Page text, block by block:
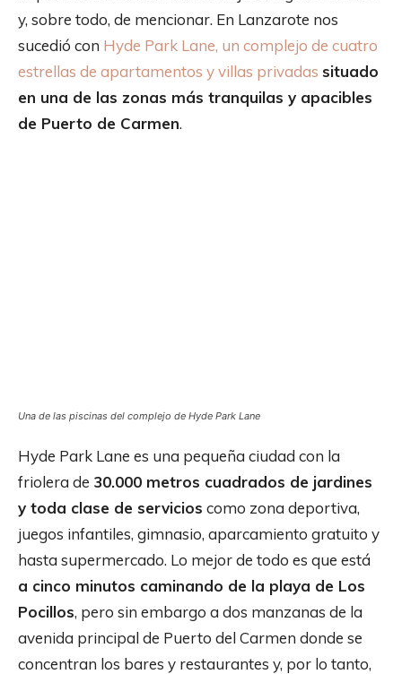
y, sobre todo, de mencionar. En Lanzarote nos
sucedió con Hyde Park Lane, un complejo de cuatro
estrellas de apartamentos y villas privadas situado
en una de las zonas más tranquilas y apacibles
de Puerto de Carmen.
Una de las piscinas del complejo de Hyde Park Lane
Hyde Park Lane es una pequeña ciudad con la
friolera de 30.000 metros cuadrados de jardines
y toda clase de servicios como zona deportiva,
juegos infantiles, gimnasio, aparcamiento gratuito y
hasta supermercado. Lo mejor de todo es que está
a cinco minutos caminando de la playa de Los
Pocillos, pero sin embargo a dos manzanas de la
avenida principal de Puerto del Carmen donde se
concentran los bares y restaurantes y, por lo tanto,